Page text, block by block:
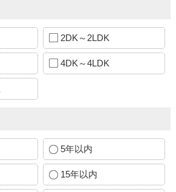
2DK～2LDK
4DK～4LDK
5年以内
15年以内